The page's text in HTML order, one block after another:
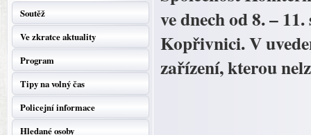
Soutěž
Ve zkratce aktuality
Program
Tipy na volný čas
Policejní informace
Hledané osoby
ve dnech od 8. –
Kopřivnici. V
zařízení, kterou